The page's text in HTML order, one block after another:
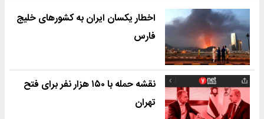
اخطار یکسان ایران به کشورهای خلیج
فارس
نقشه حمله با ۱۵۰ هزار نفر برای فتح
تهران